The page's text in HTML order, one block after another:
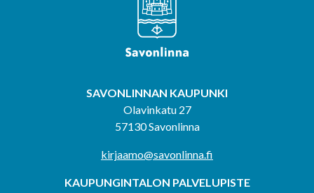
SAVONLINNAN KAUPUNKI
Olavinkatu 27
57130 Savonlinna
kirjaamo@savonlinna.fi
KAUPUNGINTALON PALVELUPISTE